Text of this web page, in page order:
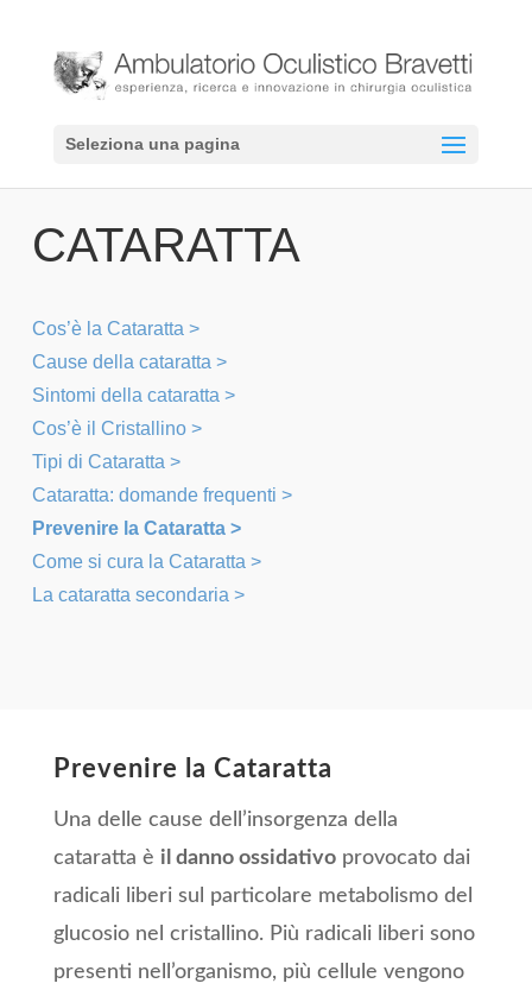
Seleziona una pagina
CATARATTA
Cos’è la Cataratta >
Cause della cataratta >
Sintomi della cataratta >
Cos’è il Cristallino >
Tipi di Cataratta >
Cataratta: domande frequenti >
Prevenire la Cataratta >
Come si cura la Cataratta >
La cataratta secondaria >
Prevenire la Cataratta
Una delle cause dell’insorgenza della
cataratta è il danno ossidativoprovocato dai
radicali liberi sul particolare metabolismo del
glucosio nel cristallino. Più radicali liberi sono
presenti nell’organismo, più cellule vengono